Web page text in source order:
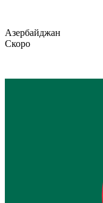
Азербайджан
Скоро